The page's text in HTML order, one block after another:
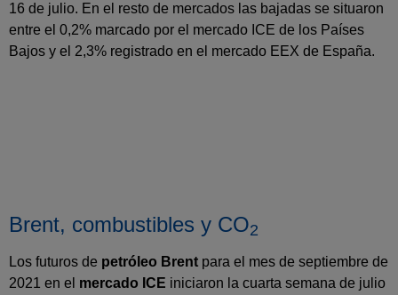
16 de julio. En el resto de mercados las bajadas se situaron
entre el 0,2% marcado por el mercado ICE de los Países
Bajos y el 2,3% registrado en el mercado EEX de España.
Brent, combustibles y CO2
Los futuros de petróleo Brent para el mes de septiembre de
2021 en el mercado ICE iniciaron la cuarta semana de julio